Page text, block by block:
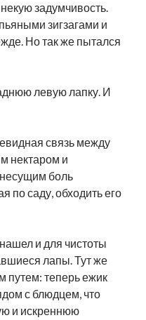
задумчивость.
зигзагами и
Но так же пытался
левую лапку. И
связь между
нектаром и
боль
по саду, обходить его
и для чистоты
лапы. Тут же
путем: теперь ежик
с блюдцем, что
и искреннюю